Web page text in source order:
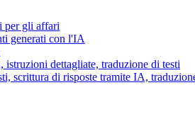
per gli affari
generati con l'IA
istruzioni dettagliate, traduzione di testi
scrittura di risposte tramite IA,